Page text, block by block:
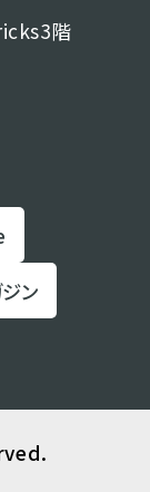
階
ン